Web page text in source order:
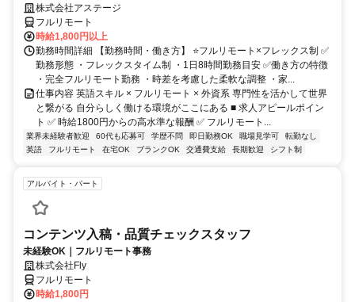
株式会社アステージ
フルリモート
時給1,800円以上
勤務時間詳細 【勤務時間・働き方】 ⭐フルリモート×フレックス制 ✅
勤務形態 ・フレックスタイム制 ・1日8時間勤務目安 ✅働き方の特徴
・完全フルリモート勤務 ・時差を考慮した柔軟な調整 ・家...
仕事内容 英語スキル × フルリモート × 外資系 専門性を活かして世界
と繋がる 自分らしく働ける環境がここにある ■ 求人アピールポイン
ト ✅ 時給1800円からの高水準な報酬 ✅ フルリモート...
業界未経験者歓迎 60代も応募可 学歴不問 即日勤務OK 職場見学可
転勤なし
英語
フルリモート 在宅OK ブランクOK 交通費支給 長期歓迎 シフト制
アルバイト・パート
コンテンツ入稿・品質チェックスタッフ
未経験OK｜フルリモート事務
株式会社Fly
フルリモート
時給1,800円